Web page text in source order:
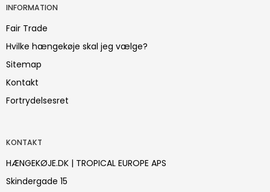
INFORMATION
Fair Trade
Hvilke hængekøje skal jeg vælge?
Sitemap
Kontakt
Fortrydelsesret
KONTAKT
HÆNGEKØJE.DK | TROPICAL EUROPE APS
Skindergade 15